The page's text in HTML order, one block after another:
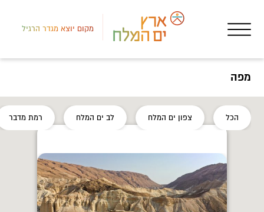
מקום יוצא מגדר הרגיל
מפה
הכל צפון ים המלח לב ים המלח רמת מדבר